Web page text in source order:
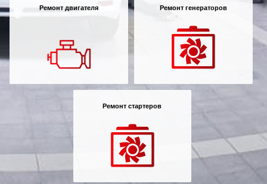
Ремонт двигателя Ремонт генераторов
Ремонт стартеров